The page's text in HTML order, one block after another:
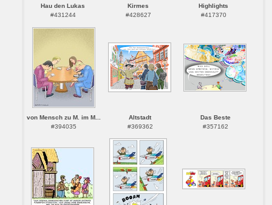
Hau den Lukas
#431244
Kirmes
#428627
Highlights
#417370
von Mensch zu M. im M...
#394035
Altstadt
#369362
Das Beste
#357162